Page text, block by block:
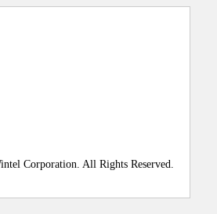
Corporation. All Rights Reserved.